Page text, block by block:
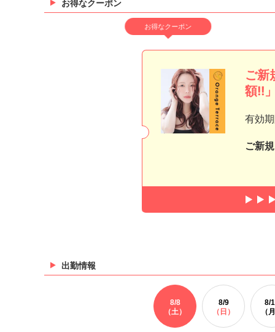
お得なクーポン
お得なクーポン
ご新
額!!」
有効
ご新
出勤情報
8/8
（土）
8/9
（日）
8/
（